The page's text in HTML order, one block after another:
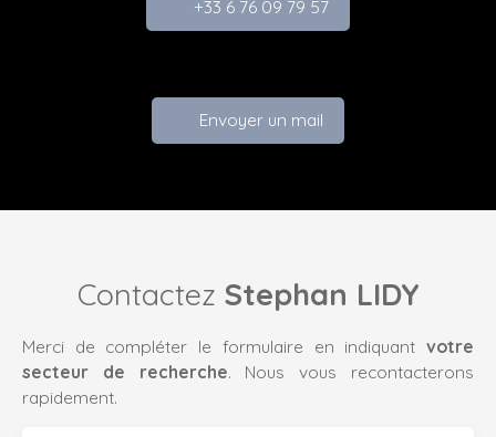
+33 6 76 09 79 57
Envoyer un mail
Contactez Stephan LIDY
Merci de compléter le formulaire en indiquant votre
secteur de recherche. Nous vous recontacterons
rapidement.